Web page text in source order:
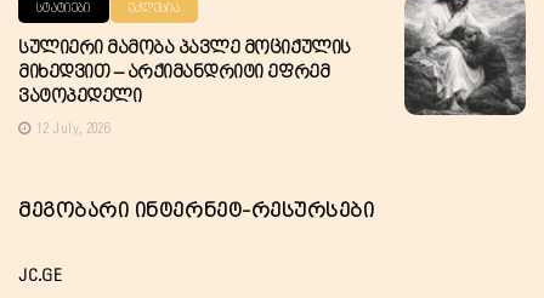
ᲡᲢᲐᲢᲘᲔᲑᲘ ᲔᲙᲚᲔᲡᲘᲐ
Სულიერი Მამობა Პავლე Მოციქულის
Მიხედვით – Არქიმანდრიტი Ეფრემ
Ვატოპედელი
12 July, 2026
Მეგობარი Ინტერნეტ-Რესურსები
JC.GE